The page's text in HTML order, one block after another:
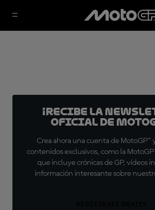
¡Recibe la
oficial de
Crea ahora una cuenta de MotoGP™
contenidos exclusivos, como la
que incluye crónicas de GP, vídeos
información interesante sobre